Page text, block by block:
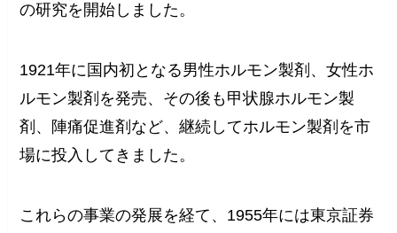
の研究を開始しました。
1921年に国内初となる男性ホルモン製剤、女性ホ
ルモン製剤を発売、その後も甲状腺ホルモン製
剤、陣痛促進剤など、継続してホルモン製剤を市
場に投入してきました。
これらの事業の発展を経て、1955年には東京証券